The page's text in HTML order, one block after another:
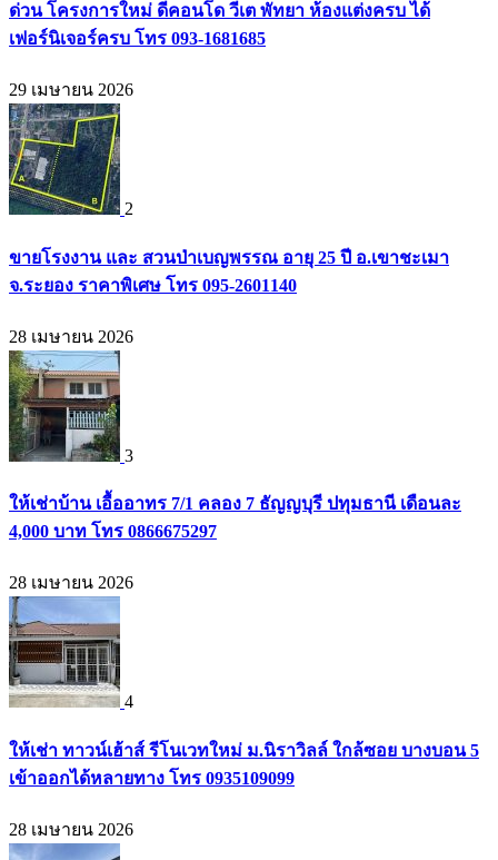
ด่วน โครงการใหม่ ดีคอนโด วีเต พัทยา ห้องแต่งครบ ได้
เฟอร์นิเจอร์ครบ โทร 093-1681685
29 เมษายน 2026
2
ขายโรงงาน และ สวนป่าเบญพรรณ อายุ 25 ปี อ.เขาชะเมา
จ.ระยอง ราคาพิเศษ โทร 095-2601140
28 เมษายน 2026
3
ให้เช่าบ้าน เอื้ออาทร 7/1 คลอง 7 ธัญญบุรี ปทุมธานี เดือนละ
4,000 บาท โทร 0866675297
28 เมษายน 2026
4
ให้เช่า ทาวน์เฮ้าส์ รีโนเวทใหม่ ม.นิราวิลล์ ใกล้ซอย บางบอน 5
เข้าออกได้หลายทาง โทร 0935109099
28 เมษายน 2026